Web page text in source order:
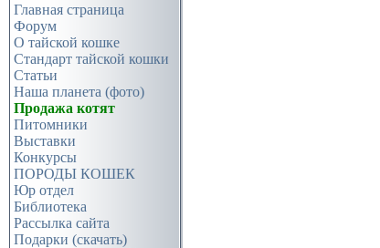
Главная страница
Форум
О тайской кошке
Стандарт тайской кошки
Статьи
Наша планета (фото)
Продажа котят
Питомники
Выставки
Конкурсы
ПОРОДЫ КОШЕК
Юр отдел
Библиотека
Рассылка сайта
Подарки (скачать)